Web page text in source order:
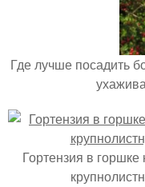
Где лучше посадить
Гортензия в